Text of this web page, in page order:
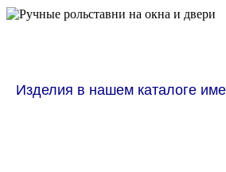
Изделия в нашем каталоге